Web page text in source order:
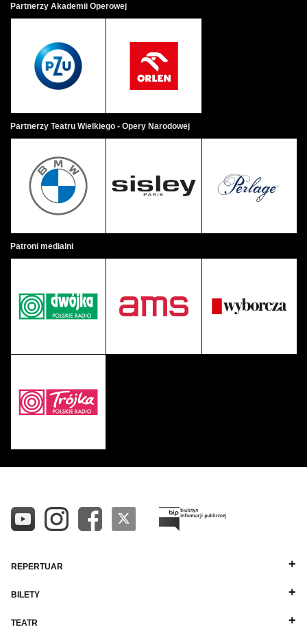
Partnerzy Akademii Operowej
Partnerzy Teatru Wielkiego - Opery Narodowej
Patroni medialni
REPERTUAR
BILETY
TEATR